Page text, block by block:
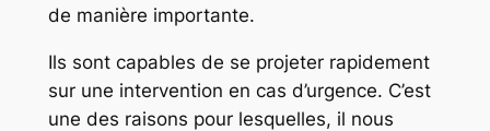
de manière importante.
Ils sont capables de se projeter rapidement
sur une intervention en cas d’urgence. C’est
une des raisons pour lesquelles, il nous